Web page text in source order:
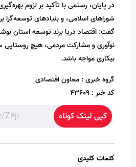
در پایان، رستمی با تأکید بر لزوم
شوراهای اسلامی، و بنیادهای
گفت: اقتصاد دریا برند توسعه استان
نوآوری و مشارکت مردمی، هیچ روستایی
بیکاری مواجه باشد.
گروه خبری : معاون اقتصادی
کد خبر : 43609
کپی لینک کوتاه
کلمات کلیدی